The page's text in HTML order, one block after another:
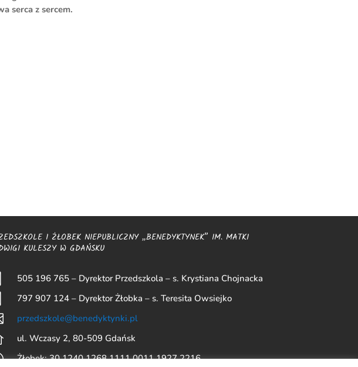
serca z sercem.
I ŻŁOBEK NIEPUBLICZNY „BENEDYKTYNEK” IM. MATKI
KULESZY W GDAŃSKU
505 196 765 – Dyrektor Przedszkola – s. Krystiana Chojnacka
797 907 124 – Dyrektor Żłobka – s. Teresita Owsiejko
przedszkole@benedyktynki.pl
ul. Wczasy 2, 80-509 Gdańsk
Żłobek: 30 1240 1268 1111 0011 1927 2216